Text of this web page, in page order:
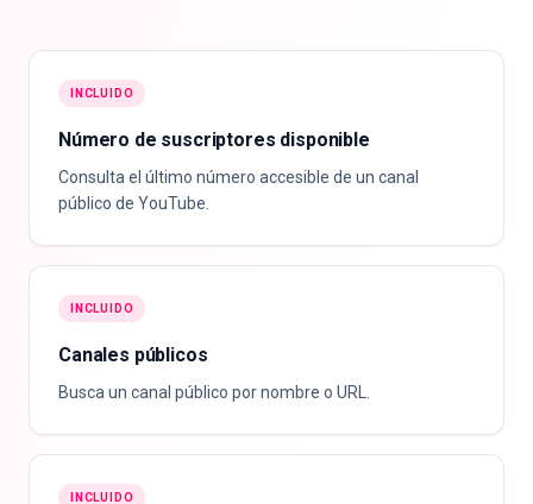
INCLUIDO
Número de suscriptores disponible
Consulta el último número accesible de un canal
público de YouTube.
INCLUIDO
Canales públicos
Busca un canal público por nombre o URL.
INCLUIDO